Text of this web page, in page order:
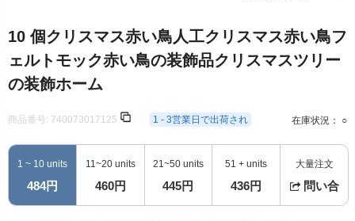
10 個クリスマス赤い鳥人工クリスマス赤い鳥フ
ェルトモック赤い鳥の装飾品クリスマスツリー
の装飾ホーム
商品番号: 740073017125 1 - 3営業日で出荷され 在庫状況： ○
1 ~ 10 units
484円
11~20 units
460円
21~50 units
445円
51 + units
436円
大量注文
問い合